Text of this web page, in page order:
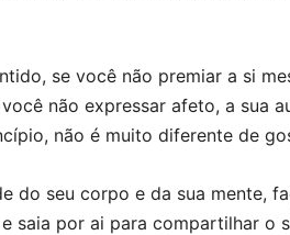
se você não premiar a si
não expressar afeto, a sua
não é muito diferente de
do seu corpo e da sua mente,
saia por ai para compartilhar o